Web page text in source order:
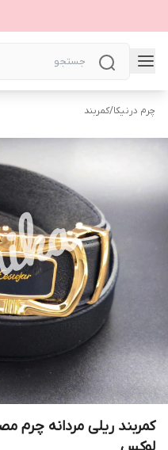
چرم درنیکا/کمربند
کمربند ریلی مردانه چرم